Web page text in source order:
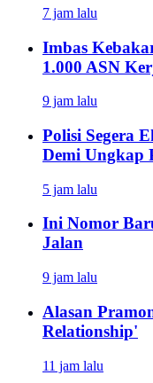
7 jam lalu
Imbas
1.000 ASN
9 jam lalu
Polisi Segera
Demi Ungkap
5 jam lalu
Ini Nomor
Jalan
9 jam lalu
Alasan
Relationship'
11 jam lalu